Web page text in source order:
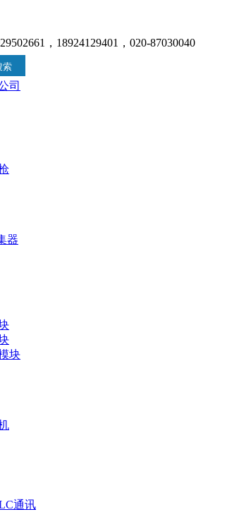
，18924129401，020-87030040
索
器
块
通讯